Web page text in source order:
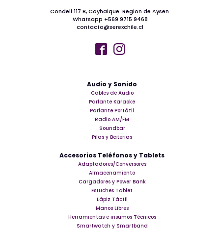
Audio y Sonido
Cables de Audio
Parlante Karaoke
Parlante Portátil
Radio AM/FM
Soundbar
Pilas y Baterias
Accesorios Teléfonos y Tablets
Adaptadores/Conversores
Almacenamiento
Cargadores y Power Bank
Estuches Tablet
Lápiz Táctil
Manos Libres
Herramientas e insumos Técnicos
Smartwatch y Smartband
Condell 117 B, Coyhaique. Region de Aysen.
Whatsapp +569 9715 9468
contacto@serexchile.cl